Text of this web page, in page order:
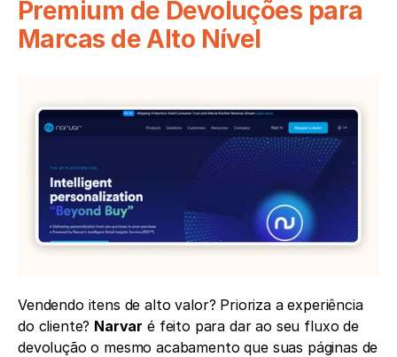
Premium de Devoluções para
Marcas de Alto Nível
Vendendo itens de alto valor? Prioriza a experiência
do cliente? Narvar é feito para dar ao seu fluxo de
devolução o mesmo acabamento que suas páginas de